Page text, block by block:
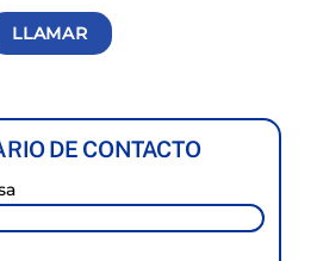
LLAMAR
DE CONTACTO